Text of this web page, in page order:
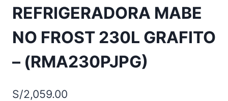
REFRIGERADORA MABE
NO FROST 230L GRAFITO
– (RMA230PJPG)
S/2,059.00